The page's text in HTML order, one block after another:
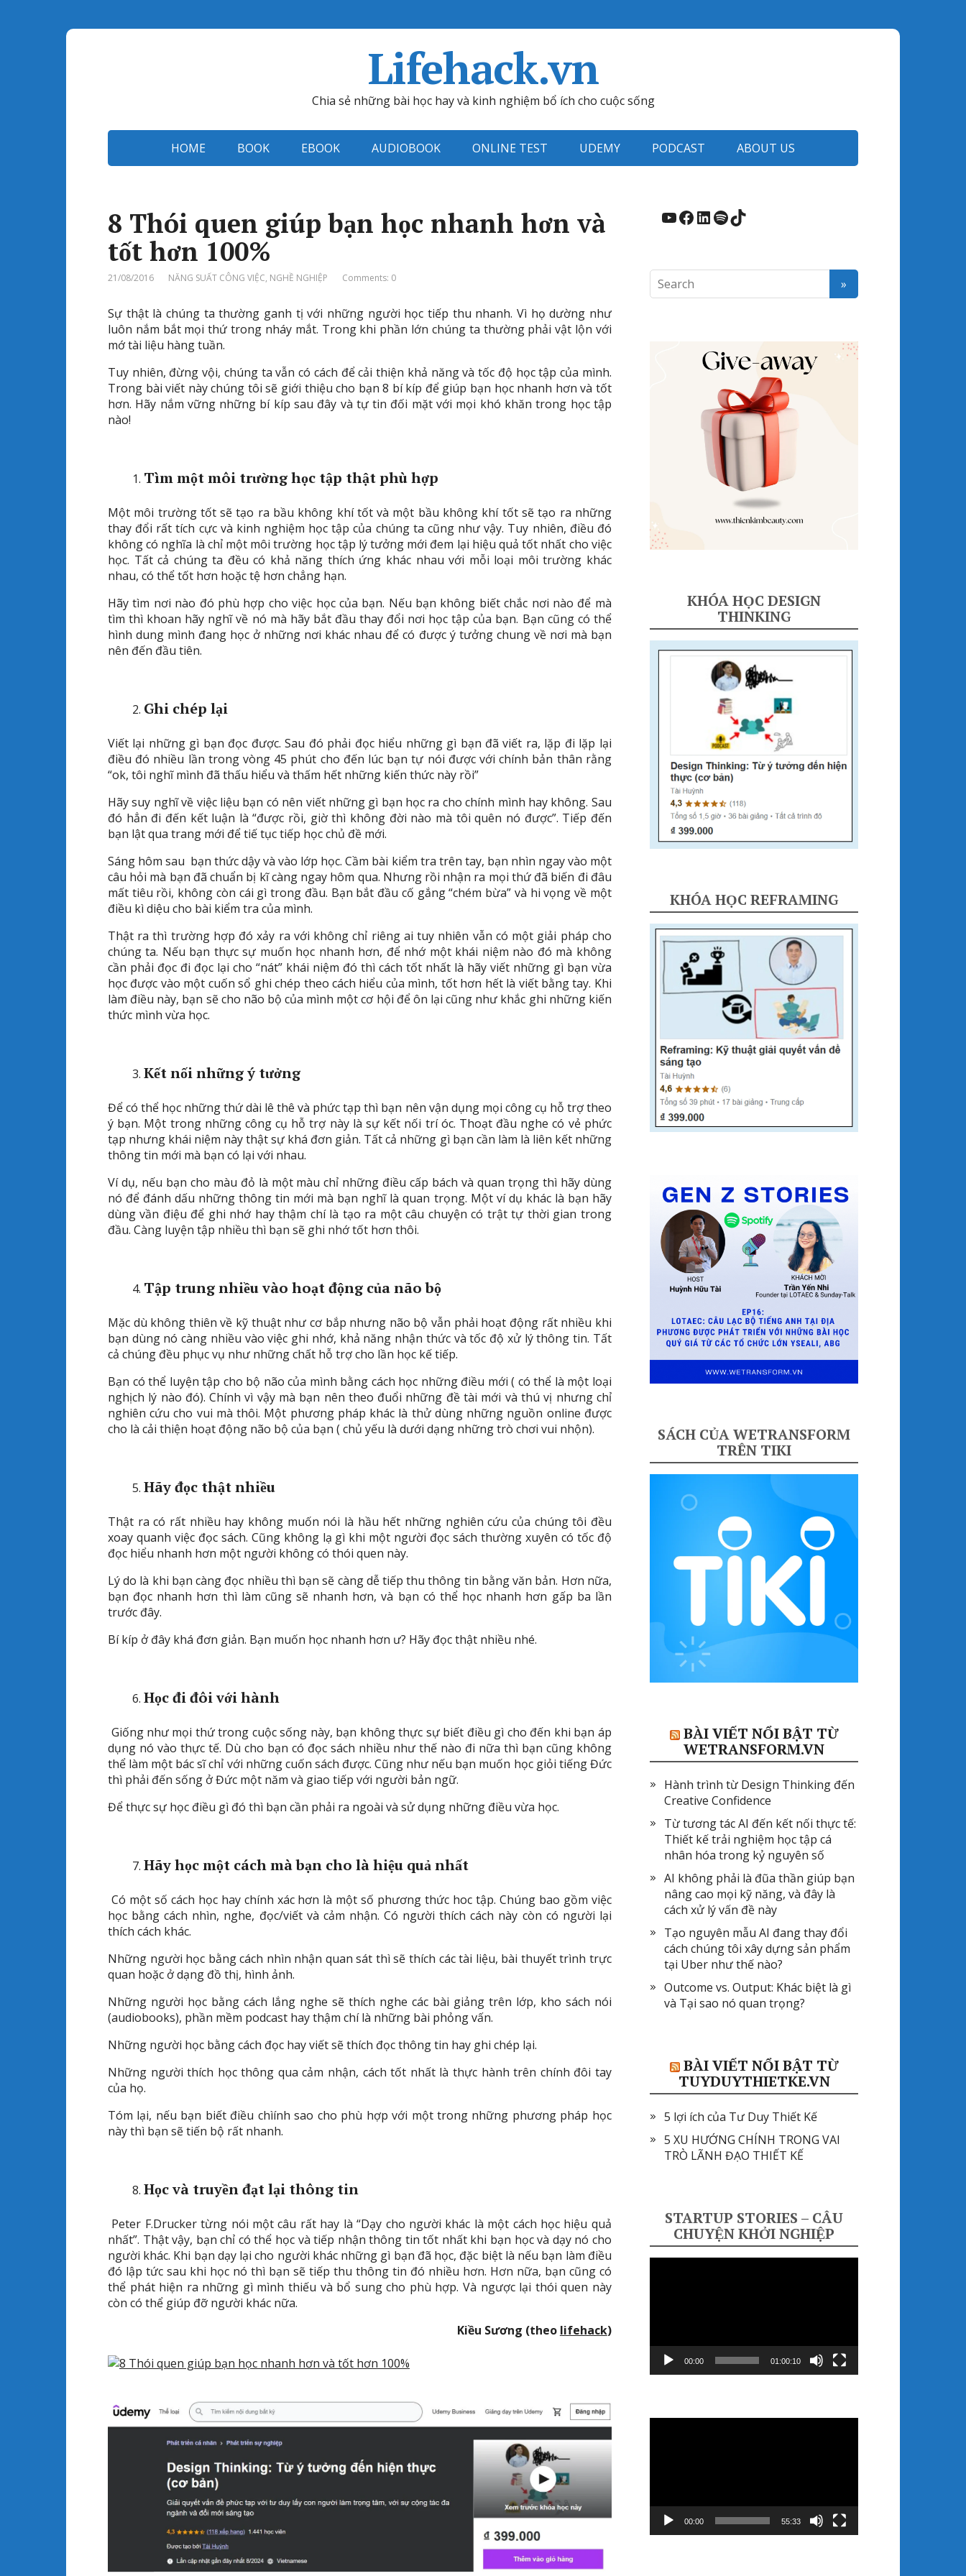
Lifehack.vn
Chia sẻ những bài học hay và kinh nghiệm bổ ích cho cuộc sống
HOME BOOK EBOOK AUDIOBOOK ONLINE TEST UDEMY PODCAST ABOUT US
8 Thói quen giúp bạn học nhanh hơn và
tốt hơn 100%
21/08/2016 NĂNG SUẤT CÔNG VIỆC, NGHỀ NGHIỆP Comments: 0
Sự thật là chúng ta thường ganh tị với những người học tiếp thu nhanh. Vì họ dường như
luôn nắm bắt mọi thứ trong nháy mắt. Trong khi phần lớn chúng ta thường phải vật lộn với
mớ tài liệu hàng tuần.
Tuy nhiên, đừng vội, chúng ta vẫn có cách để cải thiện khả năng và tốc độ học tập của mình.
Trong bài viết này chúng tôi sẽ giới thiệu cho bạn 8 bí kíp để giúp bạn học nhanh hơn và tốt
hơn. Hãy nắm vững những bí kíp sau đây và tự tin đối mặt với mọi khó khăn trong học tập
nào!
Tìm một môi trường học tập thật phù hợp
Một môi trường tốt sẽ tạo ra bầu không khí tốt và một bầu không khí tốt sẽ tạo ra những
thay đổi rất tích cực và kinh nghiệm học tập của chúng ta cũng như vậy. Tuy nhiên, điều đó
không có nghĩa là chỉ một môi trường học tập lý tưởng mới đem lại hiệu quả tốt nhất cho việc
học. Tất cả chúng ta đều có khả năng thích ứng khác nhau với mỗi loại môi trường khác
nhau, có thể tốt hơn hoặc tệ hơn chẳng hạn.
Hãy tìm nơi nào đó phù hợp cho việc học của bạn. Nếu bạn không biết chắc nơi nào để mà
tìm thì khoan hãy nghĩ về nó mà hãy bắt đầu thay đổi nơi học tập của bạn. Bạn cũng có thể
hình dung mình đang học ở những nơi khác nhau để có được ý tưởng chung về nơi mà bạn
nên đến đầu tiên.
Ghi chép lại
Viết lại những gì bạn đọc được. Sau đó phải đọc hiểu những gì bạn đã viết ra, lặp đi lặp lại
điều đó nhiều lần trong vòng 45 phút cho đến lúc bạn tự nói được với chính bản thân rằng
“ok, tôi nghĩ mình đã thấu hiểu và thấm hết những kiến thức này rồi”
Hãy suy nghĩ về việc liệu bạn có nên viết những gì bạn học ra cho chính mình hay không. Sau
đó hẳn đi đến kết luận là “được rồi, giờ thì không đời nào mà tôi quên nó được”. Tiếp đến
bạn lật qua trang mới để tiế tục tiếp học chủ đề mới.
Sáng hôm sau bạn thức dậy và vào lớp học. Cầm bài kiểm tra trên tay, bạn nhìn ngay vào một
câu hỏi mà bạn đã chuẩn bị kĩ càng ngay hôm qua. Nhưng rồi nhận ra mọi thứ đã biến đi đâu
mất tiêu rồi, không còn cái gì trong đầu. Bạn bắt đầu cố gắng “chém bừa” và hi vọng về một
điều kì diệu cho bài kiểm tra của mình.
Thật ra thì trường hợp đó xảy ra với không chỉ riêng ai tuy nhiên vẫn có một giải pháp cho
chúng ta. Nếu bạn thực sự muốn học nhanh hơn, để nhớ một khái niệm nào đó mà không
cần phải đọc đi đọc lại cho “nát” khái niệm đó thì cách tốt nhất là hãy viết những gì bạn vừa
học được vào một cuốn sổ ghi chép theo cách hiểu của mình, tốt hơn hết là viết bằng tay. Khi
làm điều này, bạn sẽ cho não bộ của mình một cơ hội để ôn lại cũng như khắc ghi những kiến
thức mình vừa học.
Kết nối những ý tưởng
Để có thể học những thứ dài lê thê và phức tạp thì bạn nên vận dụng mọi công cụ hỗ trợ theo
ý bạn. Một trong những công cụ hỗ trợ này là sự kết nối trí óc. Thoạt đầu nghe có vẻ phức
tạp nhưng khái niệm này thật sự khá đơn giản. Tất cả những gì bạn cần làm là liên kết những
thông tin mới mà bạn có lại với nhau.
Ví dụ, nếu bạn cho màu đỏ là một màu chỉ những điều cấp bách và quan trọng thì hãy dùng
nó để đánh dấu những thông tin mới mà bạn nghĩ là quan trọng. Một ví dụ khác là bạn hãy
dùng vần điệu để ghi nhớ hay thậm chí là tạo ra một câu chuyện có trật tự thời gian trong
đầu. Càng luyện tập nhiều thì bạn sẽ ghi nhớ tốt hơn thôi.
Tập trung nhiềuvào hoạt động của não bộ
Mặc dù không thiên về kỹ thuật như cơ bắp nhưng não bộ vẫn phải hoạt động rất nhiều khi
bạn dùng nó càng nhiều vào việc ghi nhớ, khả năng nhận thức và tốc độ xử lý thông tin. Tất
cả chúng đều phục vụ như những chất hỗ trợ cho lần học kế tiếp.
Bạn có thể luyện tập cho bộ não của mình bằng cách học những điều mới ( có thể là một loại
nghịch lý nào đó). Chính vì vậy mà bạn nên theo đuổi những đề tài mới và thú vị nhưng chỉ
nghiên cứu cho vui mà thôi. Một phương pháp khác là thử dùng những nguồn online được
cho là cải thiện hoạt động não bộ của bạn ( chủ yếu là dưới dạng những trò chơi vui nhộn).
Hãy đọc thật nhiều
Thật ra có rất nhiều hay không muốn nói là hầu hết những nghiên cứu của chúng tôi đều
xoay quanh việc đọc sách. Cũng không lạ gì khi một người đọc sách thường xuyên có tốc độ
đọc hiểu nhanh hơn một người không có thói quen này.
Lý do là khi bạn càng đọc nhiều thì bạn sẽ càng dễ tiếp thu thông tin bằng văn bản. Hơn nữa,
bạn đọc nhanh hơn thì làm cũng sẽ nhanh hơn, và bạn có thể học nhanh hơn gấp ba lần
trước đây.
Bí kíp ở đây khá đơn giản. Bạn muốn học nhanh hơn ư? Hãy đọc thật nhiều nhé.
Học đi đôi với hành
Giống như mọi thứ trong cuộc sống này, bạn không thực sự biết điều gì cho đến khi bạn áp
dụng nó vào thực tế. Dù cho bạn có đọc sách nhiều như thế nào đi nữa thì bạn cũng không
thể làm một bác sĩ chỉ với những cuốn sách được. Cũng như nếu bạn muốn học giỏi tiếng Đức
thì phải đến sống ở Đức một năm và giao tiếp với người bản ngữ.
Để thực sự học điều gì đó thì bạn cần phải ra ngoài và sử dụng những điều vừa học.
Hãy học một cách mà bạn cho là hiệu quả nhất
Có một số cách học hay chính xác hơn là một số phương thức hoc tập. Chúng bao gồm việc
học bằng cách nhìn, nghe, đọc/viết và cảm nhận. Có người thích cách này còn có người lại
thích cách khác.
Những người học bằng cách nhìn nhận quan sát thì sẽ thích các tài liệu, bài thuyết trình trực
quan hoặc ở dạng đồ thị, hình ảnh.
Những người học bằng cách lắng nghe sẽ thích nghe các bài giảng trên lớp, kho sách nói
(audiobooks), phần mềm podcast hay thậm chí là những bài phỏng vấn.
Những người học bằng cách đọc hay viết sẽ thích đọc thông tin hay ghi chép lại.
Những người thích học thông qua cảm nhận, cách tốt nhất là thực hành trên chính đôi tay
của họ.
Tóm lại, nếu bạn biết điều chìính sao cho phù hợp với một trong những phương pháp học
này thì bạn sẽ tiến bộ rất nhanh.
Học và truyền đạt lại thông tin
Peter F.Drucker từng nói một câu rất hay là “Dạy cho người khác là một cách học hiệu quả
nhất”. Thật vậy, bạn chỉ có thể học và tiếp nhận thông tin tốt nhất khi bạn học và dạy nó cho
người khác. Khi bạn dạy lại cho người khác những gì bạn đã học, đặc biệt là nếu bạn làm điều
đó lập tức sau khi học nó thì bạn sẽ tiếp thu thông tin đó nhiều hơn. Hơn nữa, bạn cũng có
thể phát hiện ra những gì mình thiếu và bổ sung cho phù hợp. Và ngược lại thói quen này
còn có thể giúp đỡ người khác nữa.
Kiều Sương (theo lifehack)
YouTube
Facebook
LinkedIn
Spotify
TikTok
KHÓA HỌC DESIGN
THINKING
KHÓA HỌC REFRAMING
SÁCH CỦA WETRANSFORM
TRÊN TIKI
BÀI VIẾT NỔI BẬT TỪ
WETRANSFORM.VN
Hành trình từ Design Thinking đến
Creative Confidence
Từ tương tác AI đến kết nối thực tế:
Thiết kế trải nghiệm học tập cá
nhân hóa trong kỷ nguyên số
AI không phải là đũa thần giúp bạn
nâng cao mọi kỹ năng, và đây là
cách xử lý vấn đề này
Tạo nguyên mẫu AI đang thay đổi
cách chúng tôi xây dựng sản phẩm
tại Uber như thế nào?
Outcome vs. Output: Khác biệt là gì
và Tại sao nó quan trọng?
BÀI VIẾT NỔI BẬT TỪ
TUYDUYTHIETKE.VN
5 lợi ích của Tư Duy Thiết Kế
5 XU HƯỚNG CHÍNH TRONG VAI
TRÒ LÃNH ĐẠO THIẾT KẾ
STARTUP STORIES – CÂU
CHUYỆN KHỞI NGHIỆP
00:00 01:00:10
00:00 55:33